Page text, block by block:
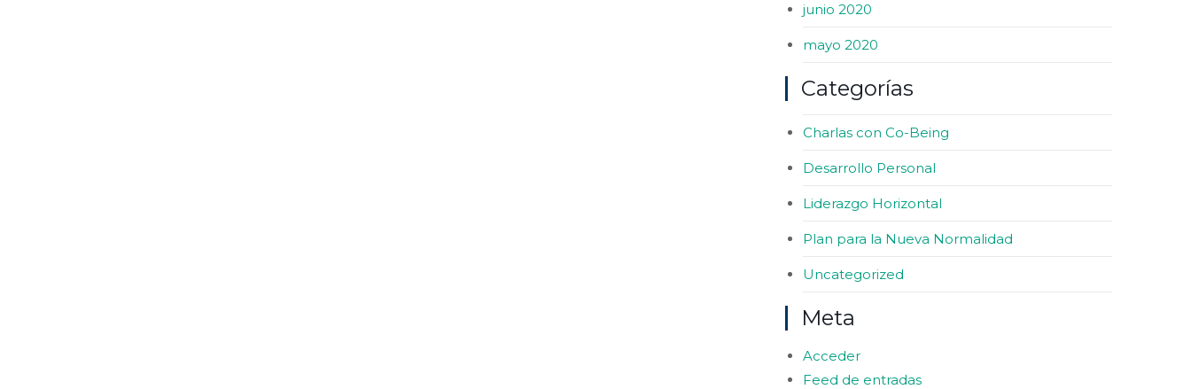
junio 2020
mayo 2020
Categorías
Charlas con Co-Being
Desarrollo Personal
Liderazgo Horizontal
Plan para la Nueva Normalidad
Uncategorized
Meta
Acceder
Feed de entradas